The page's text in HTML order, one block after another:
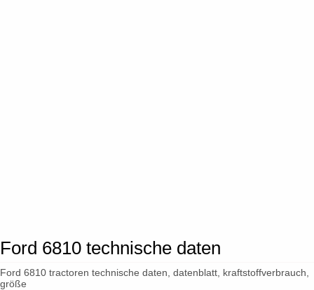
Ford 6810 technische daten
Ford 6810 tractoren technische daten, datenblatt, kraftstoffverbrauch,
größe